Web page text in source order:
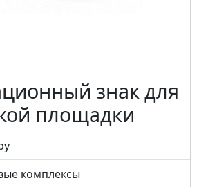
знак для
площадки
комплексы